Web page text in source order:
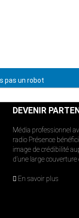
pas un robot
DEVENIR
Média professionnel
radio Présence
image de crédibilité
d’une large couverture
En savoir plus